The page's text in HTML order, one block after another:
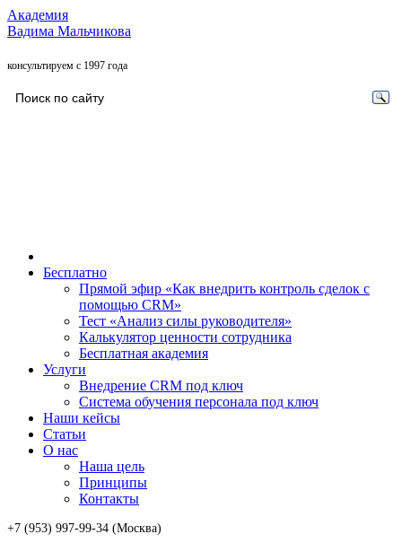
Академия
Вадима Мальчикова
консультируем с 1997 года
Бесплатно
Прямой эфир «Как внедрить контроль сделок с
помощью CRM»
Тест «Анализ силы руководителя»
Калькулятор ценности сотрудника
Бесплатная академия
Услуги
Внедрение CRM под ключ
Система обучения персонала под ключ
Наши кейсы
Статьи
О нас
Наша цель
Принципы
Контакты
+7 (953) 997-99-34 (Москва)